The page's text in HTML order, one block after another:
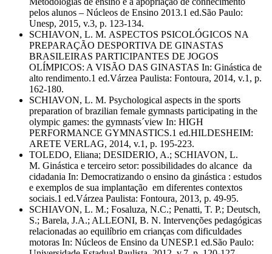
pelos alunos – Núcleos de Ensino 2013.1 ed.São Paulo:
Unesp, 2015, v.3, p. 123-134.
SCHIAVON, L. M. ASPECTOS PSICOLÓGICOS NA
PREPARAÇÃO DESPORTIVA DE GINASTAS
BRASILEIRAS PARTICIPANTES DE JOGOS
OLÍMPICOS: A VISÃO DAS GINASTAS In: Ginástica de
alto rendimento.1 ed.Várzea Paulista: Fontoura, 2014, v.1, p.
162-180.
SCHIAVON, L. M. Psychological aspects in the sports
preparation of brazilian female gymnasts participating in the
olympic games: the gymnasts´view In: HIGH
PERFORMANCE GYMNASTICS.1 ed.HILDESHEIM:
ARETE VERLAG, 2014, v.1, p. 195-223.
TOLEDO, Eliana; DESIDERIO, A.; SCHIAVON, L.
M. Ginástica e terceiro setor: possibilidades do alcance da
cidadania In: Democratizando o ensino da ginástica : estudos
e exemplos de sua implantação em diferentes contextos
sociais.1 ed.Várzea Paulista: Fontoura, 2013, p. 49-95.
SCHIAVON, L. M.; Fosaluza, N.C.; Penatti, T. P.; Deutsch,
S.; Barela, J.A.; ALLEONI, B. N. Intervenções pedagógicas
relacionadas ao equilíbrio em crianças com dificuldades
motoras In: Núcleos de Ensino da UNESP.1 ed.São Paulo: